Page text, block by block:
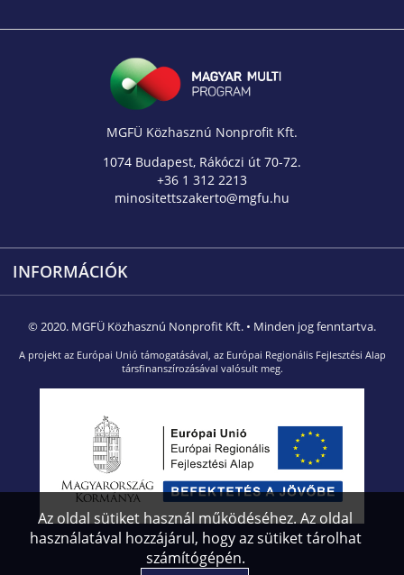
MGFÜ Közhasznú Nonprofit Kft.
1074 Budapest, Rákóczi út 70-72.
+36 1 312 2213
minositettszakerto@mgfu.hu
INFORMÁCIÓK
© 2020. MGFÜ Közhasznú Nonprofit Kft. • Minden jog fenntartva.
A projekt az Európai Unió támogatásával, az Európai Regionális Fejlesztési Alap
társfinanszírozásával valósult meg.
Az oldal sütiket használ működéséhez. Az oldal
használatával hozzájárul, hogy az sütiket tárolhat
számítógépén.